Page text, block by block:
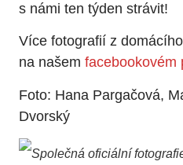
s námi ten týden strávit!
Více fotografií z
na našem facebookovém
Foto: Hana Pargačová,
Dvorský
Společná oficiální